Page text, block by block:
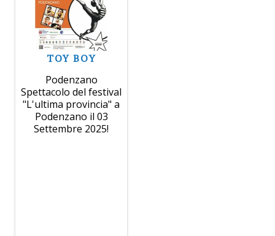
TOY BOY
Podenzano
Spettacolo del festival
"L'ultima provincia" a
Podenzano il 03
Settembre 2025!